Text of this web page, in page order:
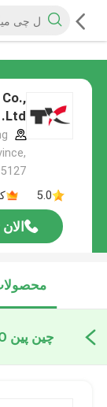
Ltd.
5.0
چین پین POGO پر از بهار